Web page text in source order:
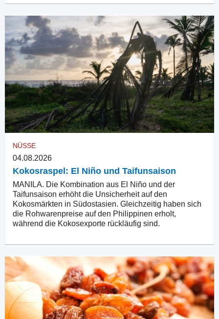
NÜSSE
04.08.2026
Kokosraspel: El Niño und Taifunsaison
MANILA. Die Kombination aus El Niño und der
Taifunsaison erhöht die Unsicherheit auf den
Kokosmärkten in Südostasien. Gleichzeitig haben sich
die Rohwarenpreise auf den Philippinen erholt,
während die Kokosexporte rückläufig sind.